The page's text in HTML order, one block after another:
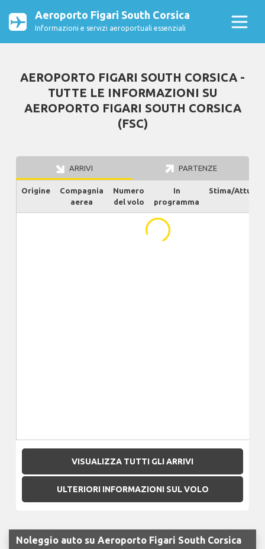
Aeroporto Figari South Corsica
Informazioni e servizi aeroportuali essenziali
AEROPORTO FIGARI SOUTH CORSICA -
TUTTE LE INFORMAZIONI SU
AEROPORTO FIGARI SOUTH CORSICA
(FSC)
ARRIVI PARTENZE
Origine
Compagnia
aerea
Numero
del volo
In
programma
Stima/Attuale
VISUALIZZA TUTTI GLI ARRIVI
ULTERIORI INFORMAZIONI SUL VOLO
Noleggio auto su Aeroporto Figari South Corsica